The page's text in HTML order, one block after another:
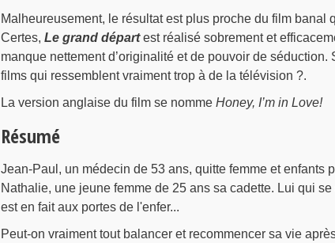
Malheureusement, le résultat est plus proche du film banal
Certes, Le grand départest réalisé sobrement et
manque nettement d’originalité et de pouvoir de
films qui ressemblent vraiment trop à de la télévision ?.
La version anglaise du film se nomme Honey, I’m in Love!
Résumé
Jean-Paul, un médecin de 53 ans, quitte femme et enfants
Nathalie, une jeune femme de 25 ans sa cadette. Lui qui
est en fait aux portes de l'enfer...
Peut-on vraiment tout balancer et recommencer sa vie